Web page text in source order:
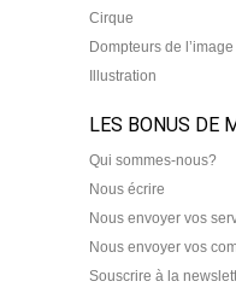
Cirque
Dompteurs de l’image
Illustration
LES BONUS DE
Qui sommes-nous?
Nous écrire
Nous envoyer vos
Nous envoyer vos
Souscrire à la